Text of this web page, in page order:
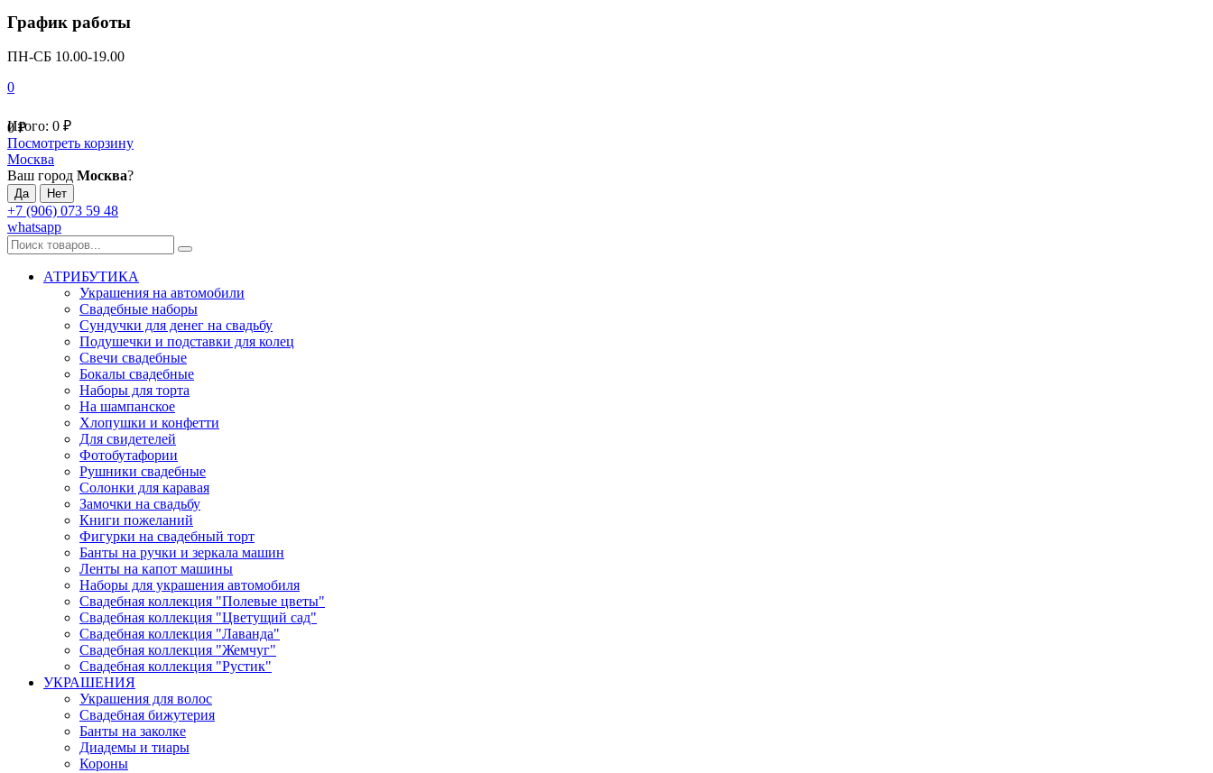
График работы
ПН-СБ 10.00-19.00
0
0₽
Итого: 0 ₽
Посмотреть корзину
Москва
Ваш город Москва?
+7 (906) 073 59 48
whatsapp
АТРИБУТИКА
Украшения на автомобили
Свадебные наборы
Сундучки для денег на свадьбу
Подушечки и подставки для колец
Свечи свадебные
Бокалы свадебные
Наборы для торта
На шампанское
Хлопушки и конфетти
Для свидетелей
Фотобутафории
Рушники свадебные
Солонки для каравая
Замочки на свадьбу
Книги пожеланий
Фигурки на свадебный торт
Банты на ручки и зеркала машин
Ленты на капот машины
Наборы для украшения автомобиля
Свадебная коллекция "Полевые цветы"
Свадебная коллекция "Цветущий сад"
Свадебная коллекция "Лаванда"
Свадебная коллекция "Жемчуг"
Свадебная коллекция "Рустик"
УКРАШЕНИЯ
Украшения для волос
Свадебная бижутерия
Банты на заколке
Диадемы и тиары
Короны